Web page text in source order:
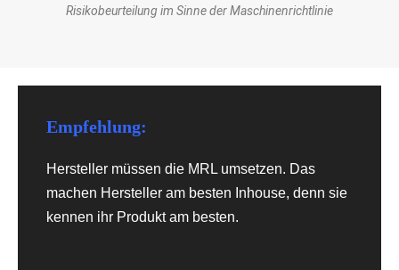
Risikobeurteilung im Sinne der Maschinenrichtlinie
Empfehlung:
Hersteller müssen die MRL umsetzen. Das
machen Hersteller am besten Inhouse, denn sie
kennen ihr Produkt am besten.